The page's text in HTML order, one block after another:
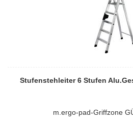
Stufenstehleiter 6 Stufen
m.ergo-pad-Griffzone